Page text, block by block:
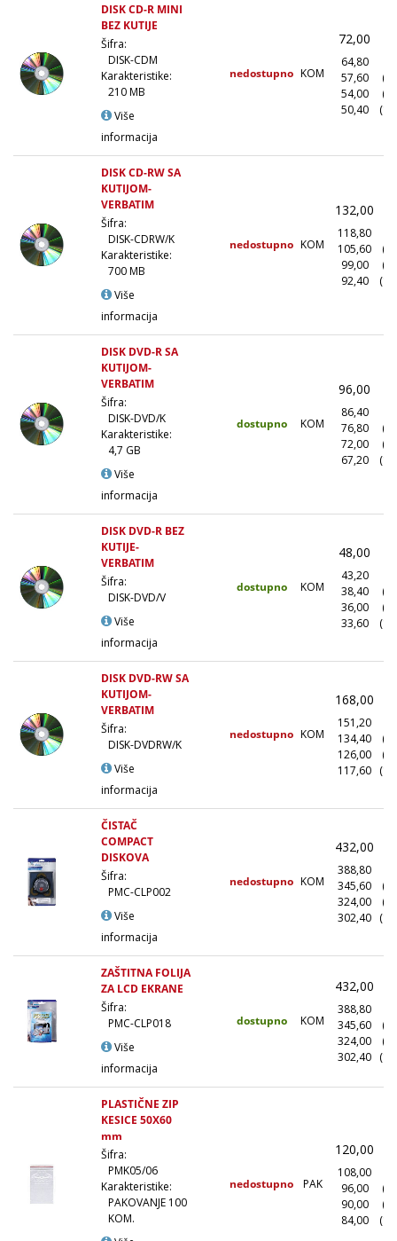
DISK CD-R MINI
BEZ KUTIJE
Šifra:
DISK-CDM
Karakteristike:
210 MB
Više
informacija
nedostupno KOM
72,00
64,80
57,60
54,00
50,40
DISK CD-RW SA
KUTIJOM-
VERBATIM
Šifra:
DISK-CDRW/K
Karakteristike:
700 MB
Više
informacija
nedostupno KOM
132,00
118,80
105,60
99,00
92,40
DISK DVD-R SA
KUTIJOM-
VERBATIM
Šifra:
DISK-DVD/K
Karakteristike:
4,7 GB
Više
informacija
dostupno KOM
96,00
86,40
76,80
72,00
67,20
DISK DVD-R BEZ
KUTIJE-
VERBATIM
Šifra:
DISK-DVD/V
Više
informacija
dostupno KOM
48,00
43,20
38,40
36,00
33,60
DISK DVD-RW SA
KUTIJOM-
VERBATIM
Šifra:
DISK-DVDRW/K
Više
informacija
nedostupno KOM
168,00
151,20
134,40
126,00
117,60
ČISTAČ
COMPACT
DISKOVA
Šifra:
PMC-CLP002
Više
informacija
nedostupno KOM
432,00
388,80
345,60
324,00
302,40
ZAŠTITNA FOLIJA
ZA LCD EKRANE
Šifra:
PMC-CLP018
Više
informacija
dostupno KOM
432,00
388,80
345,60
324,00
302,40
PLASTIČNE ZIP
KESICE 50X60
mm
Šifra:
PMK05/06
Karakteristike:
PAKOVANJE 100
KOM.
nedostupno PAK
120,00
108,00
96,00
90,00
84,00